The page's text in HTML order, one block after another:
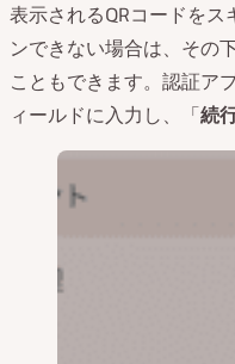
表示されるQRコードをス
ンできない場合は、その
こともできます。認証ア
ィールドに入力し、「続